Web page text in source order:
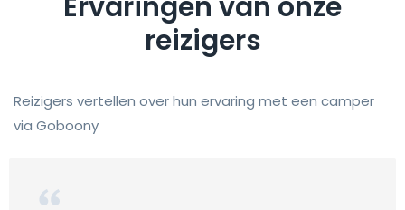
reizigers
Reizigers vertellen over hun ervaring met een camper
via Goboony